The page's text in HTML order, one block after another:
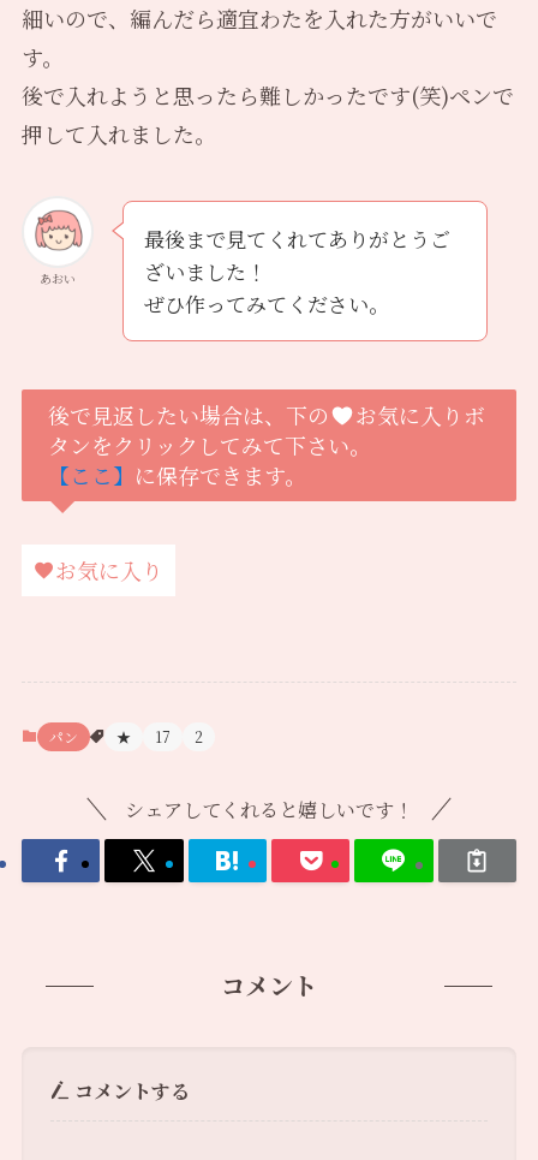
細いので、編んだら適宜わたを入れた方がいいで
す。
後で入れようと思ったら難しかったです(笑)ペンで
押して入れました。
あおい
最後まで見てくれてありがとうご
ざいました！
ぜひ作ってみてください。
後で見返したい場合は、下の
お気に入りボ
タンをクリックしてみて下さい。
【ここ】 に保存できます。
お気に入り
パン ★ 17 2
シェアしてくれると嬉しいです！
コメント
コメントする